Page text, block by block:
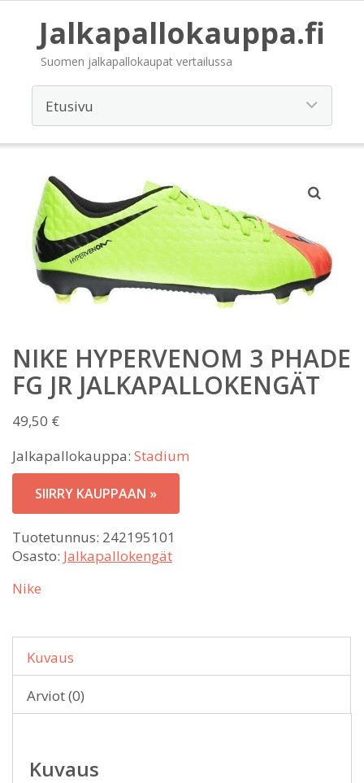
Jalkapallokauppa.fi
Suomen jalkapallokaupat vertailussa
NIKE HYPERVENOM 3 PHADE
FG JR JALKAPALLOKENGÄT
49,50 €
Jalkapallokauppa: Stadium
SIIRRY KAUPPAAN »
Tuotetunnus: 242195101
Osasto: Jalkapallokengät
Nike
Kuvaus
Arviot (0)
Kuvaus